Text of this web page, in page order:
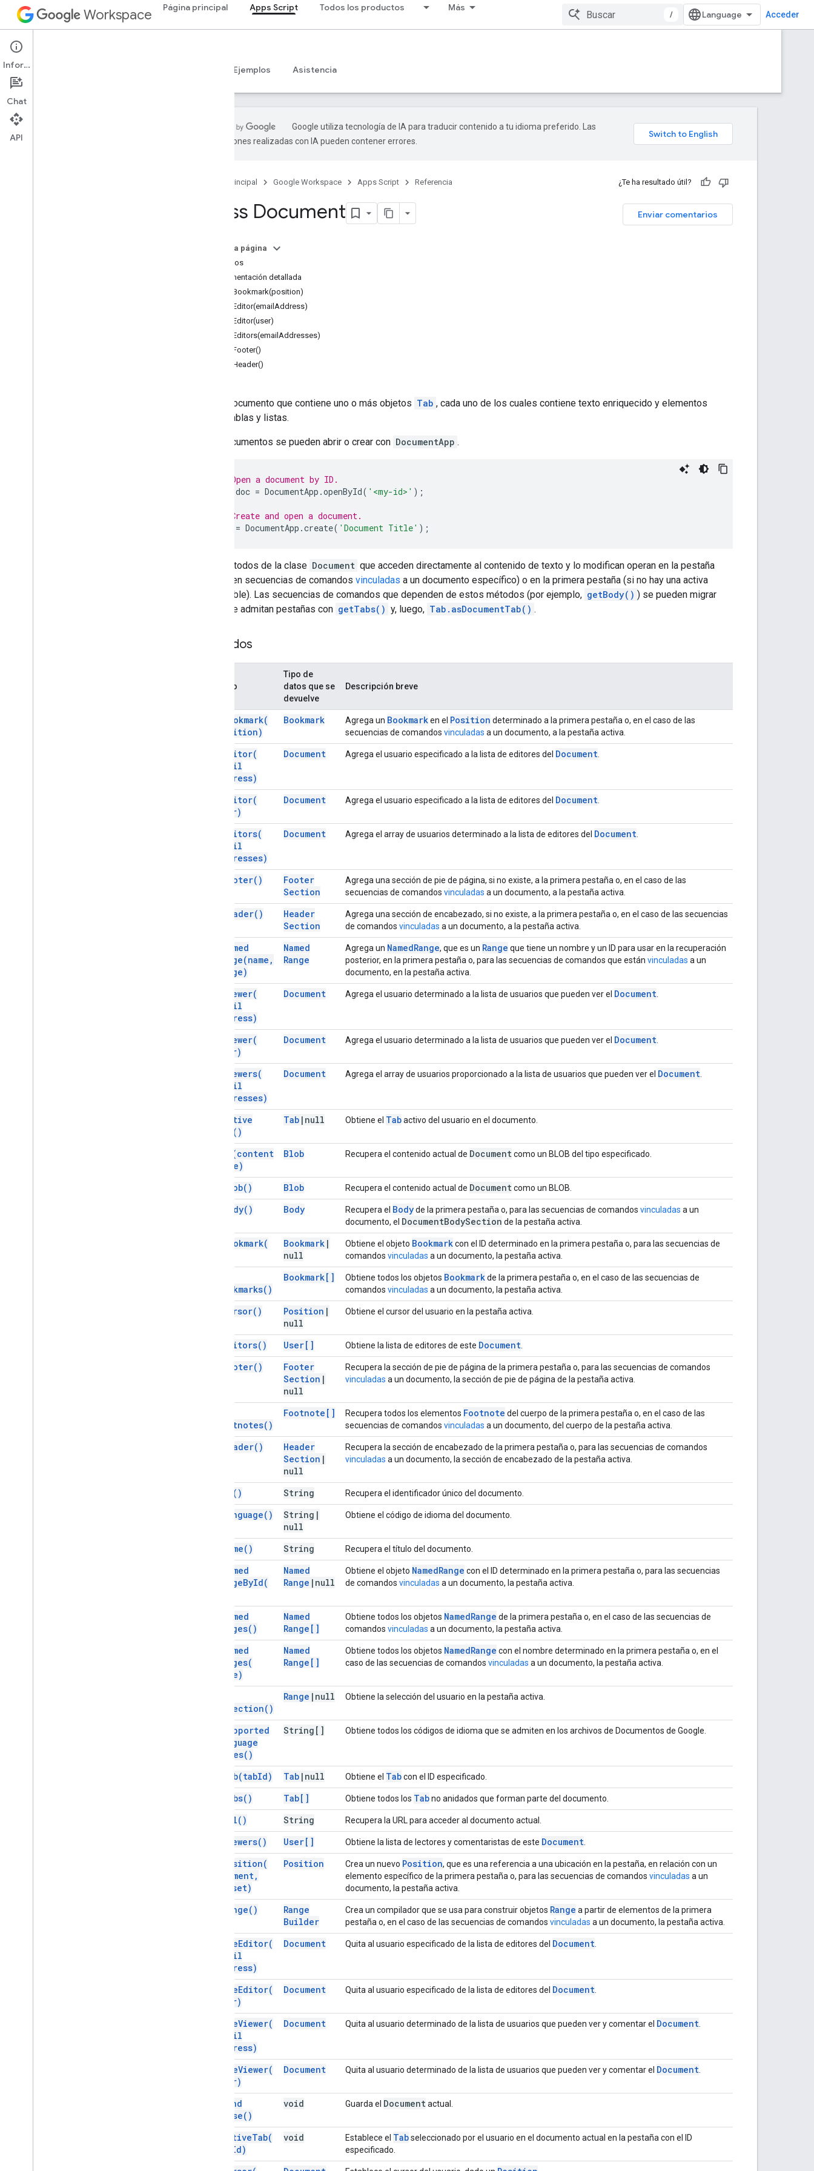
Workspace Página principal Apps Script Todos los productos Más
/ Acceder
Apps Script
Descripción general Ejemplos Asistencia
Google utiliza tecnología de IA para traducir contenido a tu idioma preferido. Las
traducciones realizadas con IA pueden contener errores.
Página principal Google Workspace Apps Script Referencia ¿Te ha resultado útil?
Enviar comentarios
Class Document
En esta página
Métodos
Documentación detallada
addBookmark(position)
addEditor(emailAddress)
addEditor(user)
addEditors(emailAddresses)
addFooter()
addHeader()
Es un documento que contiene uno o más objetos Tab , cada uno de los cuales contiene texto enriquecido y elementos
como tablas y listas.
Los documentos se pueden abrir o crear con DocumentApp .
// Open a document by ID.
doc = DocumentApp .openById( '<my-id>' );
// Create and open a document.
= DocumentApp .create( 'Document Title' );
Los métodos de la clase Document que acceden directamente al contenido de texto y lo modifican operan en la pestaña
activa (en secuencias de comandos vinculadas a un documento específico) o en la primera pestaña (si no hay una activa
disponible). Las secuencias de comandos que dependen de estos métodos (por ejemplo, getBody() ) se pueden migrar
para que admitan pestañas con getTabs() y, luego, Tab.asDocumentTab() .
Métodos
Método
Tipo de
datos que se
devuelve
Descripción breve
Bookmark(
position)
Bookmark Agrega un Bookmarken el Position determinado a la primera pestaña o, en el caso de las
secuencias de comandos vinculadas a un documento, a la pestaña activa.
Editor(
email
Address)
Document Agrega el usuario especificado a la lista de editores del Document
Editor(
user)
Document Agrega el usuario especificado a la lista de editores del Document
Editors(
email
Addresses)
Document Agrega el array de usuarios determinado a la lista de editores del Document
Footer( )
Footer
Section
Agrega una sección de pie de página, si no existe, a la primera pestaña o, en el caso de las
secuencias de comandos vinculadas a un documento, a la pestaña activa.
Header( )
Header
Section
Agrega una sección de encabezado, si no existe, a la primera pestaña o, en el caso de las secuencias
de comandos vinculadas a un documento, a la pestaña activa.
Named
Range(name ,
range)
Named
Range
Agrega un NamedRange, que es un Range que tiene un nombre y un ID para usar en la recuperación
posterior, en la primera pestaña o, para las secuencias de comandos que están vinculadas a un
documento, en la pestaña activa.
Viewer(
email
Address)
Document Agrega el usuario determinado a la lista de usuarios que pueden ver el Document
Viewer(
user)
Document Agrega el usuario determinado a la lista de usuarios que pueden ver el Document
Viewers(
email
Addresses)
Document Agrega el array de usuarios proporcionado a la lista de usuarios que pueden ver el Document
Active
Tab( )
Tab | null Obtiene el Tabactivo del usuario en el documento.
As(content
Type)
Blob Recupera el contenido actual de Documentcomo un BLOB del tipo especificado.
Blob( ) Blob Recupera el contenido actual de Documentcomo un BLOB.
Body( ) Body Recupera el Bodyde la primera pestaña o, para las secuencias de comandos vinculadas a un
documento, el DocumentBodySection de la pestaña activa.
Bookmark(
Bookmark |
null
Obtiene el objeto Bookmarkcon el ID determinado en la primera pestaña o, para las secuencias de
comandos vinculadas a un documento, la pestaña activa.
Bookmarks( )
Bookmark[] Obtiene todos los objetos Bookmarkde la primera pestaña o, en el caso de las secuencias de
comandos vinculadas a un documento, la pestaña activa.
Cursor( ) Position |
null
Obtiene el cursor del usuario en la pestaña activa.
Editors( ) User[] Obtiene la lista de editores de este Document
Footer( )
Footer
Section |
null
Recupera la sección de pie de página de la primera pestaña o, para las secuencias de comandos
vinculadas a un documento, la sección de pie de página de la pestaña activa.
Footnotes( )
Footnote[] Recupera todos los elementos Footnote del cuerpo de la primera pestaña o, en el caso de las
secuencias de comandos vinculadas a un documento, del cuerpo de la pestaña activa.
Header( )
Header
Section |
null
Recupera la sección de encabezado de la primera pestaña o, para las secuencias de comandos
vinculadas a un documento, la sección de encabezado de la pestaña activa.
Id( ) String Recupera el identificador único del documento.
Language( ) String |
null
Obtiene el código de idioma del documento.
Name( ) String Recupera el título del documento.
Named
RangeById(
Named
Range | null
Obtiene el objeto NamedRange con el ID determinado en la primera pestaña o, para las secuencias
de comandos vinculadas a un documento, la pestaña activa.
Named
Ranges( )
Named
Range[]
Obtiene todos los objetos NamedRange de la primera pestaña o, en el caso de las secuencias de
comandos vinculadas a un documento, la pestaña activa.
Named
Ranges(
name)
Named
Range[]
Obtiene todos los objetos NamedRange con el nombre determinado en la primera pestaña o, en el
caso de las secuencias de comandos vinculadas a un documento, la pestaña activa.
Selection( )
Range | null Obtiene la selección del usuario en la pestaña activa.
Supported
Language
Codes( )
String[] Obtiene todos los códigos de idioma que se admiten en los archivos de Documentos de Google.
Tab(tabId) Tab | null Obtiene el Tabcon el ID especificado.
Tabs( ) Tab[] Obtiene todos los Tabno anidados que forman parte del documento.
Url( ) String Recupera la URL para acceder al documento actual.
Viewers( ) User[] Obtiene la lista de lectores y comentaristas de este Document
Position(
element,
offset)
Position Crea un nuevo Position, que es una referencia a una ubicación en la pestaña, en relación con un
elemento específico de la primera pestaña o, para las secuencias de comandos vinculadas a un
documento, la pestaña activa.
Range( )
Range
Builder
Crea un compilador que se usa para construir objetos Range a partir de elementos de la primera
pestaña o, en el caso de las secuencias de comandos vinculadas a un documento, la pestaña activa.
removeEditor(
email
Address)
Document Quita al usuario especificado de la lista de editores del Document
removeEditor(
user)
Document Quita al usuario especificado de la lista de editores del Document
removeViewer(
email
Address)
Document Quita al usuario determinado de la lista de usuarios que pueden ver y comentar el Document
removeViewer(
user)
Document Quita al usuario determinado de la lista de usuarios que pueden ver y comentar el Document
And
Close( )
void Guarda el Documentactual.
ActiveTab(
Id)
void Establece el Tabseleccionado por el usuario en el documento actual en la pestaña con el ID
especificado.
Información
Chat
API